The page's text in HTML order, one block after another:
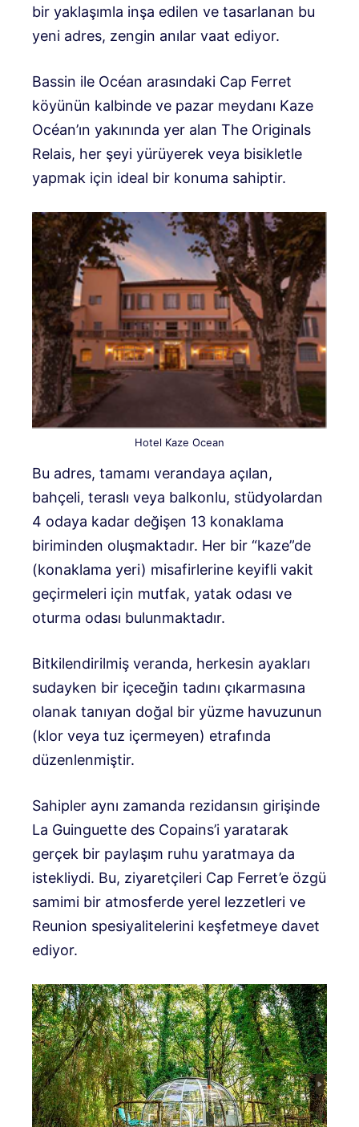
bir yaklaşımla inşa edilen ve tasarlanan bu
yeni adres, zengin anılar vaat ediyor.
Bassin ile Océan arasındaki Cap Ferret
köyünün kalbinde ve pazar meydanı Kaze
Océan’ın yakınında yer alan The Originals
Relais, her şeyi yürüyerek veya bisikletle
yapmak için ideal bir konuma sahiptir.
Hotel Kaze Ocean
Bu adres, tamamı verandaya açılan,
bahçeli, teraslı veya balkonlu, stüdyolardan
4 odaya kadar değişen 13 konaklama
biriminden oluşmaktadır. Her bir “kaze”de
(konaklama yeri) misafirlerine keyifli vakit
geçirmeleri için mutfak, yatak odası ve
oturma odası bulunmaktadır.
Bitkilendirilmiş veranda, herkesin ayakları
sudayken bir içeceğin tadını çıkarmasına
olanak tanıyan doğal bir yüzme havuzunun
(klor veya tuz içermeyen) etrafında
düzenlenmiştir.
Sahipler aynı zamanda rezidansın girişinde
La Guinguette des Copains’i yaratarak
gerçek bir paylaşım ruhu yaratmaya da
istekliydi. Bu, ziyaretçileri Cap Ferret’e özgü
samimi bir atmosferde yerel lezzetleri ve
Reunion spesiyalitelerini keşfetmeye davet
ediyor.